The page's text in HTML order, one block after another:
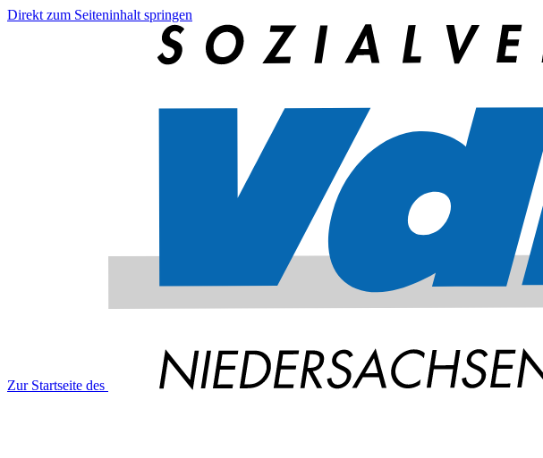
Direkt zum Seiteninhalt springen
Zur Startseite des